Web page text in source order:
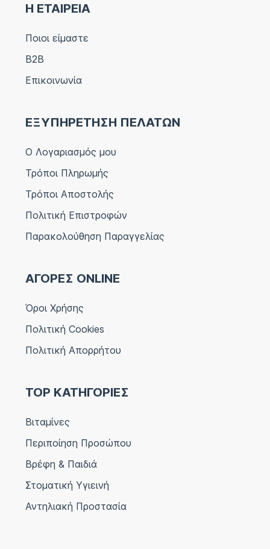
Η ΕΤΑΙΡΕΙΑ
Ποιοι είμαστε
B2B
Επικοινωνία
ΕΞΥΠΗΡΕΤΗΣΗ ΠΕΛΑΤΩΝ
Ο Λογαριασμός μου
Τρόποι Πληρωμής
Τρόποι Αποστολής
Πολιτική Επιστροφών
Παρακολούθηση Παραγγελίας
ΑΓΟΡΕΣ ONLINE
Όροι Χρήσης
Πολιτική Cookies
Πολιτική Απορρήτου
TOP ΚΑΤΗΓΟΡΙΕΣ
Βιταμίνες
Περιποίηση Προσώπου
Βρέφη & Παιδιά
Στοματική Υγιεινή
Αντηλιακή Προστασία